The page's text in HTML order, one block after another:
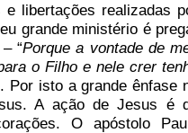
libertações realizadas
grande ministério é
“Porque a vontade de
o Filho e nele crer
. Por isto a grande ênfase
A ação de Jesus é
O apóstolo